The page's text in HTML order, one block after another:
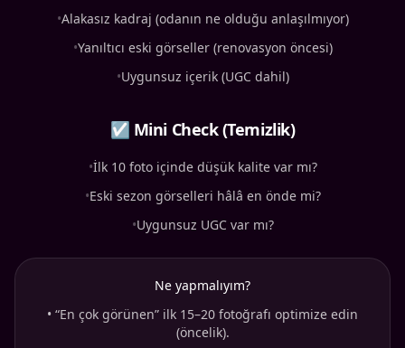
•Alakasız kadraj (odanın ne olduğu anlaşılmıyor)
•Yanıltıcı eski görseller (renovasyon öncesi)
•Uygunsuz içerik (UGC dahil)
☑ Mini Check (Temizlik)
•İlk 10 foto içinde düşük kalite var mı?
•Eski sezon görselleri hâlâ en önde mi?
•Uygunsuz UGC var mı?
Ne yapmalıyım?
• “En çok görünen” ilk 15–20 fotoğrafı optimize edin
(öncelik).